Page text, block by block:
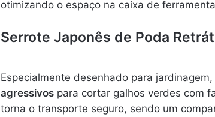
otimizando o espaço na caixa de
Serrote Japonês de Poda
Especialmente desenhado para
agressivos para cortar galhos verdes com
torna o transporte seguro, sendo um